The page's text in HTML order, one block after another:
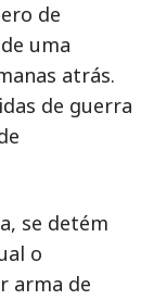
de
uma
atrás.
de guerra
se detém
o
arma de